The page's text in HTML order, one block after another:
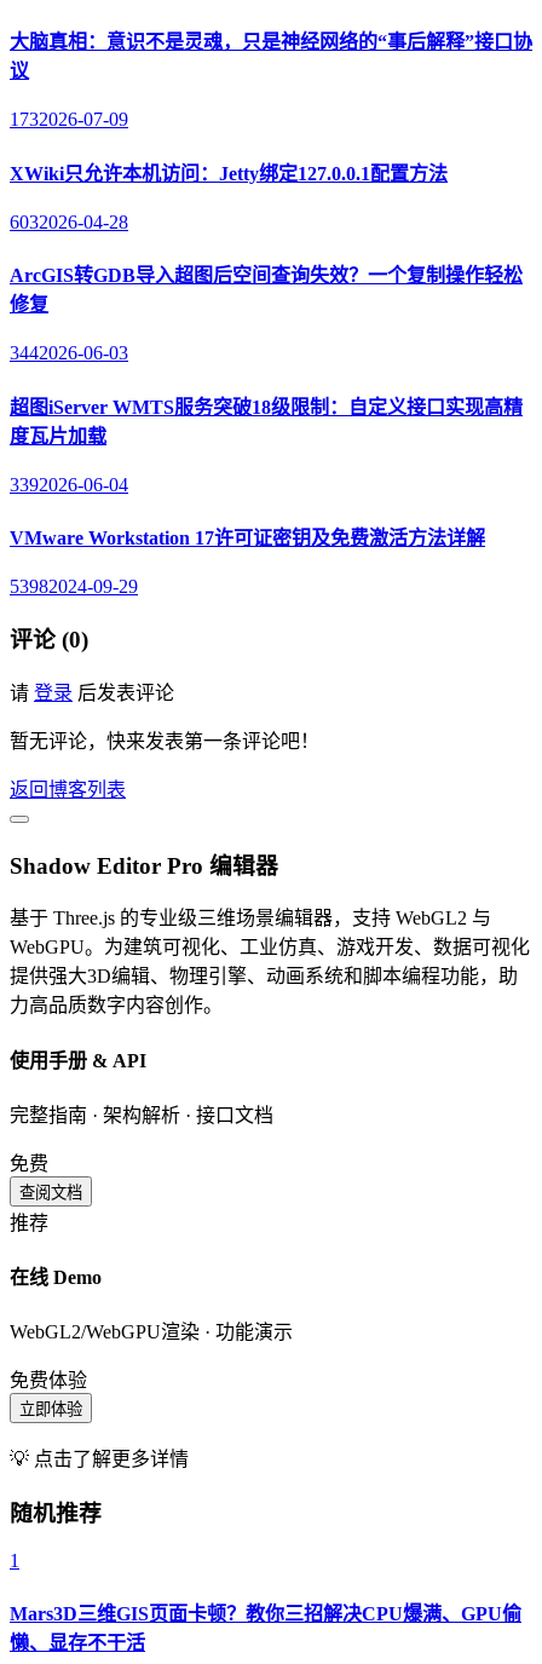
大脑真相：意识不是灵魂，只是神经网络的“事后解释”接口协
议
1732026-07-09
XWiki只允许本机访问：Jetty绑定127.0.0.1配置方法
6032026-04-28
ArcGIS转GDB导入超图后空间查询失效？一个复制操作轻松
修复
3442026-06-03
超图iServer WMTS服务突破18级限制：自定义接口实现高精
度瓦片加载
3392026-06-04
VMware Workstation 17许可证密钥及免费激活方法详解
53982024-09-29
评论 (0)
请 登录 后发表评论
暂无评论，快来发表第一条评论吧！
返回博客列表
Shadow Editor Pro 编辑器
基于 Three.js 的专业级三维场景编辑器，支持 WebGL2 与
WebGPU。为建筑可视化、工业仿真、游戏开发、数据可视化
提供强大3D编辑、物理引擎、动画系统和脚本编程功能，助
力高品质数字内容创作。
使用手册 & API
完整指南 · 架构解析 · 接口文档
免费
查阅文档
推荐
在线 Demo
WebGL2/WebGPU渲染 · 功能演示
免费体验
立即体验
💡 点击了解更多详情
随机推荐
1
Mars3D三维GIS页面卡顿？教你三招解决CPU爆满、GPU偷
懒、显存不干活